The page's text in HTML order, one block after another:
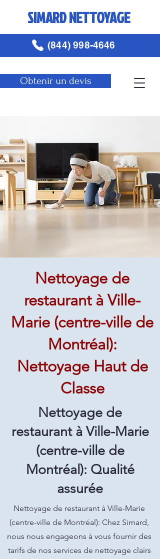
SIMARD NETTOYAGE
Obtenir un devis
(844) 998-4646
Nettoyage de
restaurant à Ville-
Marie (centre-ville de
Montréal):
Nettoyage Haut de
Classe
Nettoyage de
restaurant à Ville-Marie
(centre-ville de
Montréal): Qualité
assurée
Nettoyage de restaurant à Ville-Marie
(centre-ville de Montréal): Chez Simard,
nous nous engageons à vous fournir des
tarifs de nos services de nettoyage clairs